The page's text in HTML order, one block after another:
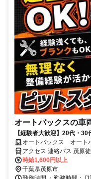
オートバックスの車
【経験者大歓迎】20代・
もお馴染み★ オートバック
オートバックス オート
アクセス 連絡バス 茂原
口徒歩約26分、ＪＲ外房
時給1,600円以上
千葉県茂原市